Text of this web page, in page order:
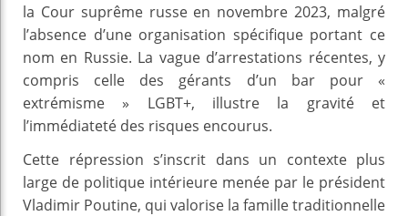
la Cour suprême russe en novembre 2023, malgré
l’absence d’une organisation spécifique portant ce
nom en Russie. La vague d’arrestations récentes, y
compris celle des gérants d’un bar pour «
extrémisme » LGBT+, illustre la gravité et
l’immédiateté des risques encourus.
Cette répression s’inscrit dans un contexte plus
large de politique intérieure menée par le président
Vladimir Poutine, qui valorise la famille traditionnelle